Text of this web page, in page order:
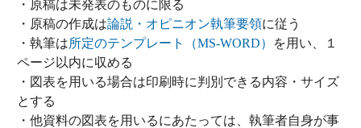
・原稿は未発表のものに限る
・原稿の作成は論説・オピニオン執筆要領に従う
・執筆は所定のテンプレート（MS-WORD）
を用い、１
ページ以内に収める
・図表を用いる場合は印刷時に判別できる内容・サイズ
とする
・他資料の図表を用いるにあたっては、執筆者自身が事